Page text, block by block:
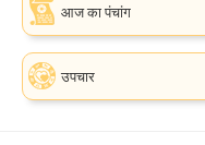
आज का पंचांग
उपचार